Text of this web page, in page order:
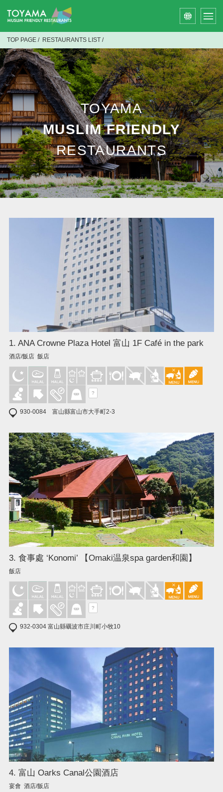
TOP PAGE / RESTAURANTS LIST /
TOYAMA
MUSLIM FRIENDLY
RESTAURANTS
1. ANA Crowne Plaza Hotel 富山 1F Café in the park
酒店/飯店 飯店
?
930-0084 富山縣富山市大手町2-3
3. 食事處 ‘Konomi’ 【Omaki温泉spa garden和園】
飯店
?
932-0304 富山縣礪波市庄川町小牧10
4. 富山 Oarks Canal公園酒店
宴會 酒店/飯店